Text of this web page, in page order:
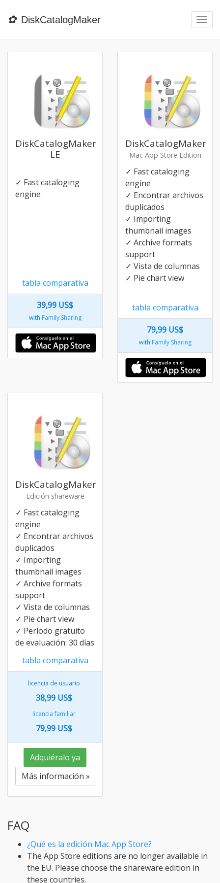
✿ DiskCatalogMaker
DiskCatalogMaker
LE
✓ Fast cataloging
engine
tabla comparativa
39,99 US$
with Family Sharing
DiskCatalogMaker
Mac App Store Edition
✓ Fast cataloging
engine
✓ Encontrar archivos
duplicados
✓ Importing
thumbnail images
✓ Archive formats
support
✓ Vista de columnas
✓ Pie chart view
tabla comparativa
79,99 US$
with Family Sharing
DiskCatalogMaker
Edición shareware
✓ Fast cataloging
engine
✓ Encontrar archivos
duplicados
✓ Importing
thumbnail images
✓ Archive formats
support
✓ Vista de columnas
✓ Pie chart view
✓ Período gratuito
de evaluación: 30 días
tabla comparativa
licencia de usuario
38,99 US$
licencia familiar
79,99 US$
Adquiéralo ya
Más información »
FAQ
¿Qué es la edición Mac App Store?
The App Store editions are no longer available in
the EU. Please choose the shareware edition in
these countries.